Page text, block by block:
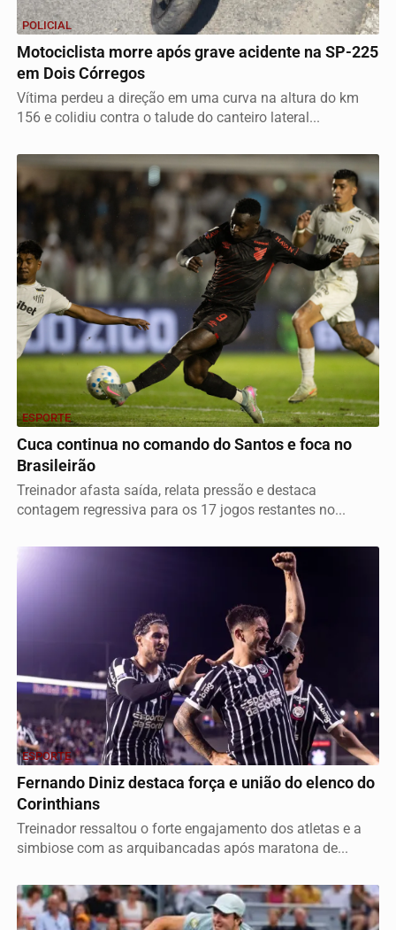
POLICIAL
Motociclista morre após grave acidente na SP-225
em Dois Córregos
Vítima perdeu a direção em uma curva na altura do km
156 e colidiu contra o talude do canteiro lateral...
ESPORTE
Cuca continua no comando do Santos e foca no
Brasileirão
Treinador afasta saída, relata pressão e destaca
contagem regressiva para os 17 jogos restantes no...
ESPORTE
Fernando Diniz destaca força e união do elenco do
Corinthians
Treinador ressaltou o forte engajamento dos atletas e a
simbiose com as arquibancadas após maratona de...